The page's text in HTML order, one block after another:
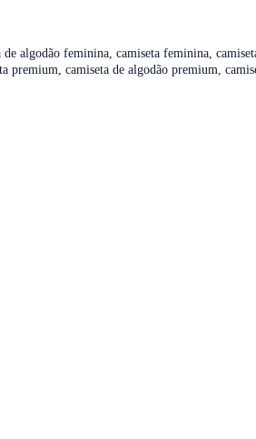
algodão feminina, camiseta feminina,
premium, camiseta de algodão premium,